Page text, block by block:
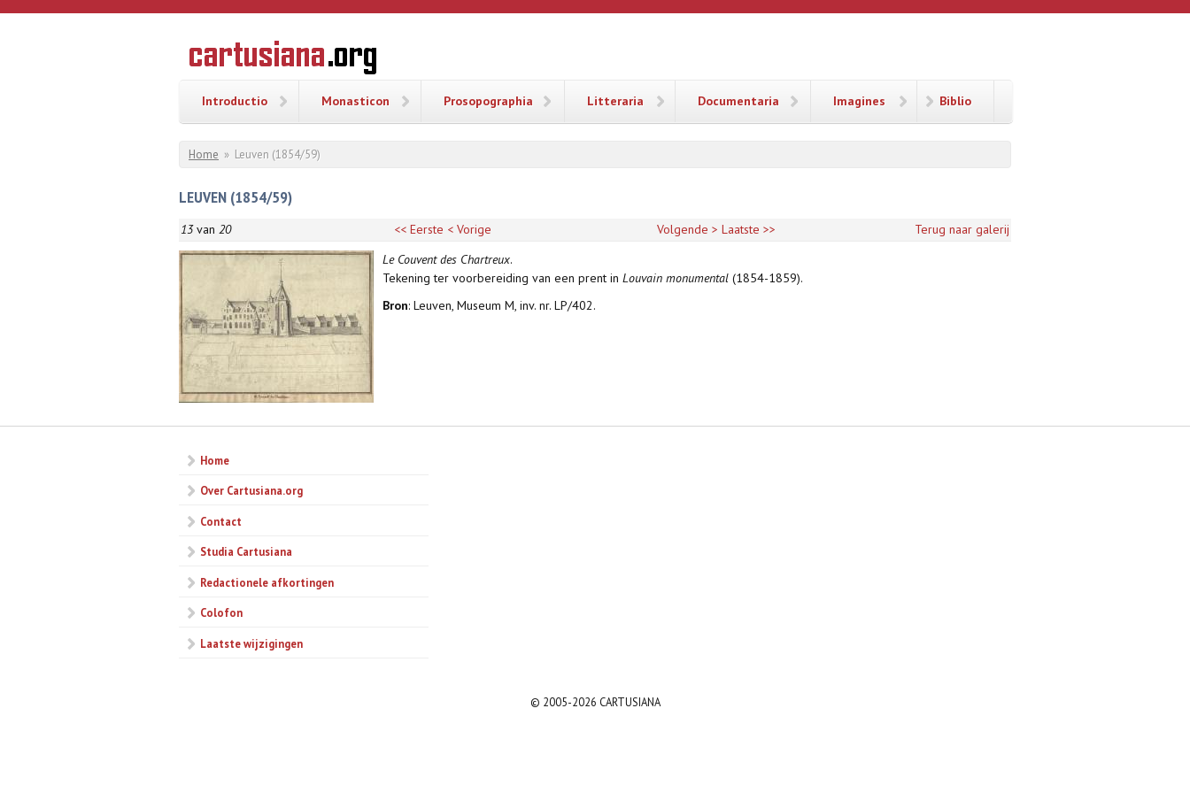
Overslaan en naar de inhoud gaan
CARTUSIANA
Geschiedenis
van de
Introductio Monasticon Prosopographia Litteraria Documentaria Imagines Biblio
U bent hier
Home » Leuven (1854/59)
LEUVEN (1854/59)
13van 20 << Eerste < Vorige Volgende > Laatste >>
Terug naar galerij
Le Couvent des Chartreux.
Tekening ter voorbereiding van een prent in Louvain monumental (1854-1859).
Bron: Leuven, Museum M, inv. nr. LP/402.
Home
Over Cartusiana.org
Contact
Studia Cartusiana
Redactionele afkortingen
Colofon
Laatste wijzigingen
© 2005-2026 CARTUSIANA